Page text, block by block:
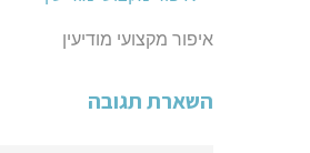
איפור מקצועי מודיעין
השארת תגובה